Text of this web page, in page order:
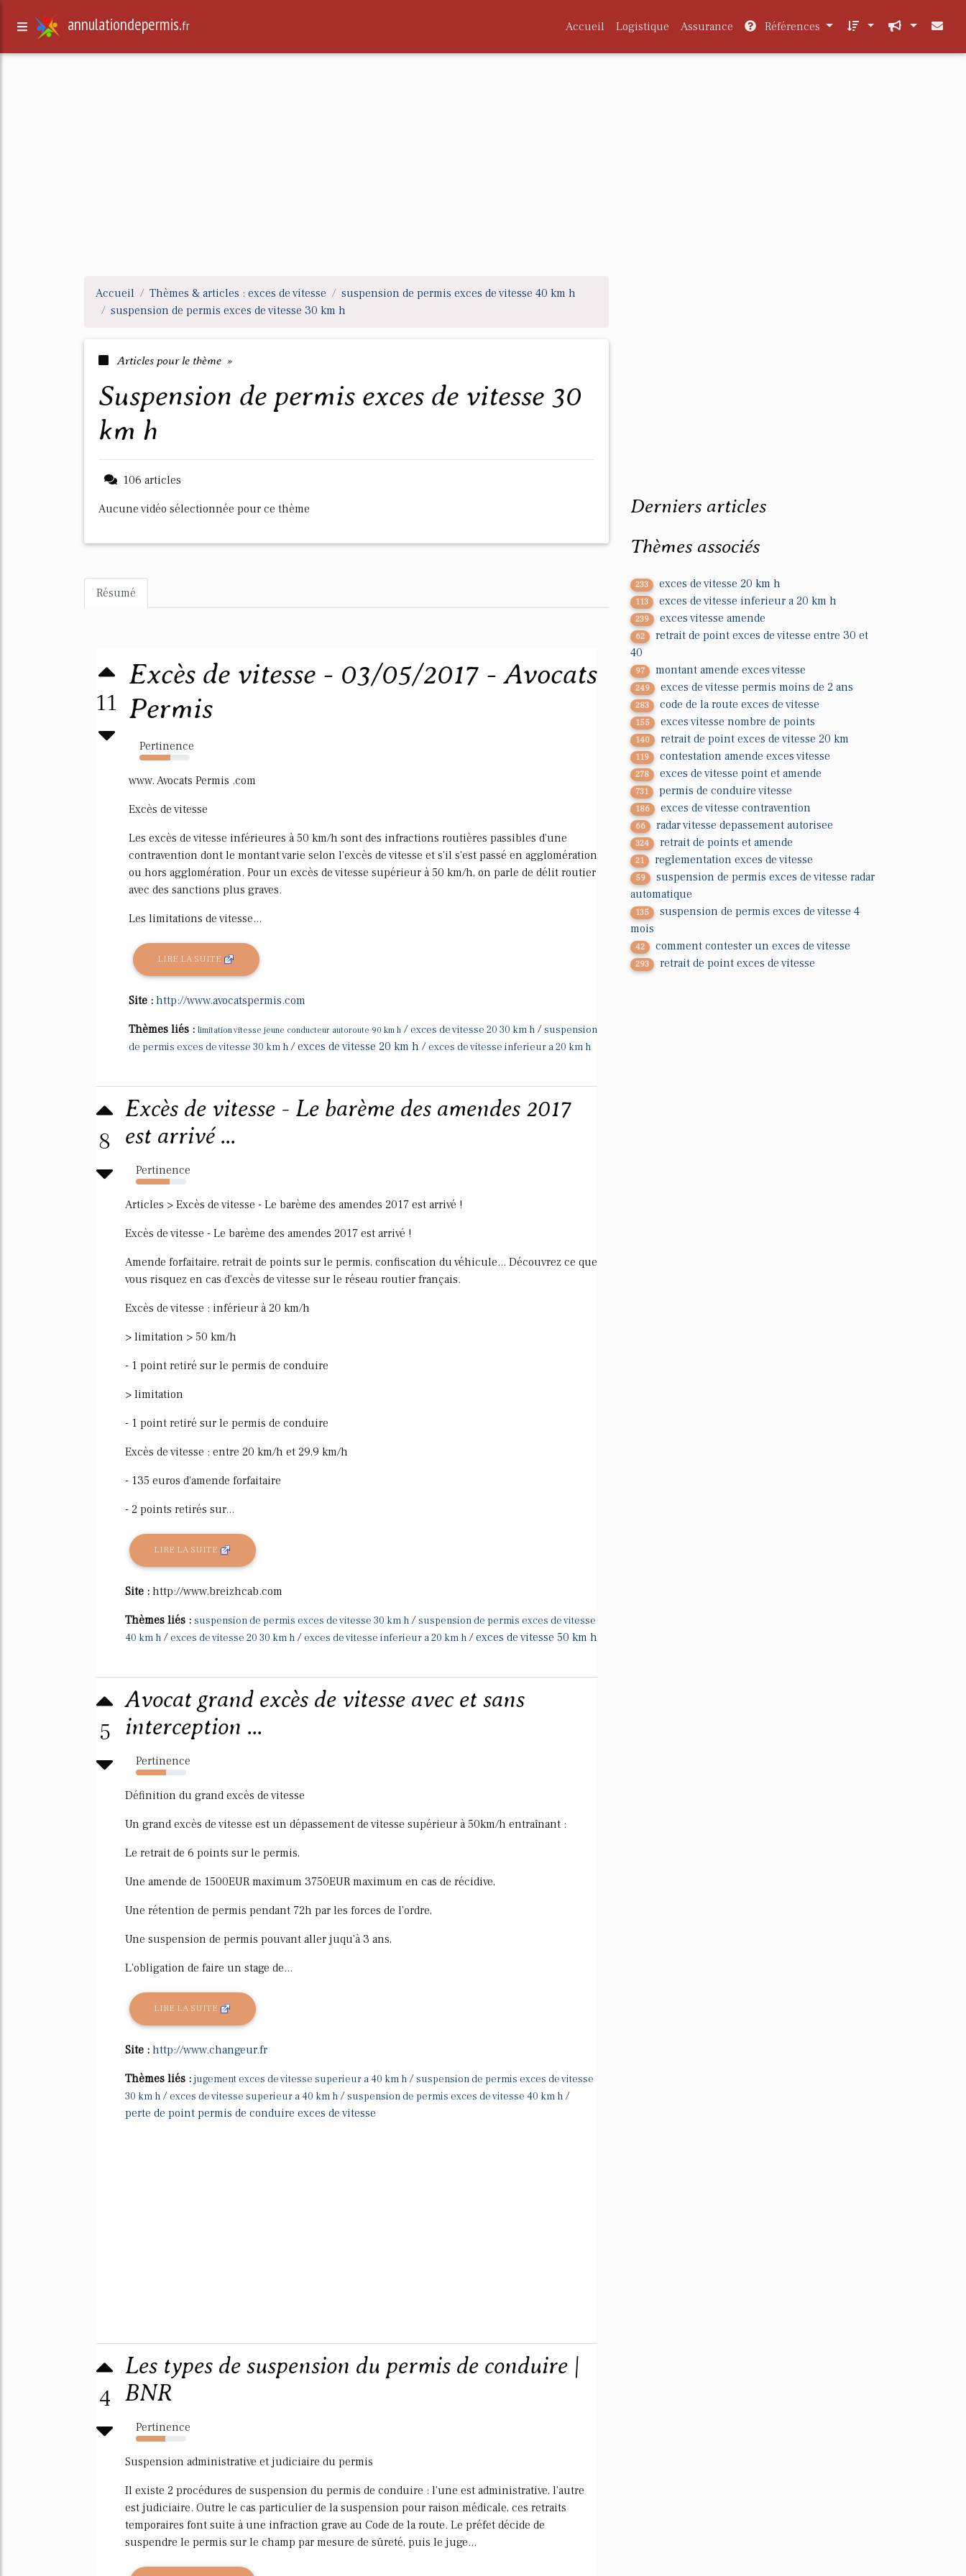
annulationdepermis.fr Accueil Logistique Assurance Références
Accueil Thèmes & articles : exces de vitesse
suspension de permis exces de vitesse 40 km h
suspension de permis exces de vitesse 30 km h
Articles pour le thème »
suspension de permis exces de vitesse 30
km h
106 articles
Aucune vidéo sélectionnée pour ce thème
Résumé
11
Excès de vitesse - 03/05/2017 - Avocats
Permis
Pertinence
62%
www. Avocats Permis .com
Excès de vitesse
Les excès de vitesse inférieures à 50 km/h sont des infractions routières passibles d'une
contravention dont le montant varie selon l'excès de vitesse et s'il s'est passé en agglomération
ou hors agglomération. Pour un excès de vitesse supérieur à 50 km/h, on parle de délit routier
avec des sanctions plus graves.
Les limitations de vitesse...
LIRE LA SUITE
Site : http://www.avocatspermis.com
Thèmes liés : limitation vitesse jeune conducteur autoroute 90 km h / exces de vitesse 20 30 km h /suspension
de permis exces de vitesse 30 km h /exces de vitesse 20 km h / exces de vitesse inferieur a 20 km h
8
Excès de vitesse - Le barème des amendes 2017
est arrivé ...
Pertinence
67%
Articles > Excès de vitesse - Le barème des amendes 2017 est arrivé !
Excès de vitesse - Le barème des amendes 2017 est arrivé !
Amende forfaitaire, retrait de points sur le permis, confiscation du véhicule... Découvrez ce que
vous risquez en cas d'excès de vitesse sur le réseau routier français.
Excès de vitesse : inférieur à 20 km/h
> limitation > 50 km/h
- 1 point retiré sur le permis de conduire
> limitation
- 1 point retiré sur le permis de conduire
Excès de vitesse : entre 20 km/h et 29,9 km/h
- 135 euros d'amende forfaitaire
- 2 points retirés sur...
LIRE LA SUITE
Site : http://www.breizhcab.com
Thèmes liés : suspension de permis exces de vitesse 30 km h /suspension de permis exces de vitesse
40 km h / exces de vitesse 20 30 km h / exces de vitesse inferieur a 20 km h /exces de vitesse 50 km h
5
Avocat grand excès de vitesse avec et sans
interception ...
Pertinence
60%
Définition du grand excès de vitesse
Un grand excès de vitesse est un dépassement de vitesse supérieur à 50km/h entraînant :
Le retrait de 6 points sur le permis,
Une amende de 1500EUR maximum 3750EUR maximum en cas de récidive,
Une rétention de permis pendant 72h par les forces de l'ordre,
Une suspension de permis pouvant aller juqu'à 3 ans,
L'obligation de faire un stage de...
LIRE LA SUITE
Site : http://www.changeur.fr
Thèmes liés : jugement exces de vitesse superieur a 40 km h /suspension de permis exces de vitesse
30 km h / exces de vitesse superieur a 40 km h /suspension de permis exces de vitesse 40 km h /
perte de point permis de conduire exces de vitesse
4
Les types de suspension du permis de conduire |
BNR
Pertinence
59%
Suspension administrative et judiciaire du permis
Il existe 2 procédures de suspension du permis de conduire : l'une est administrative, l'autre
est judiciaire. Outre le cas particulier de la suspension pour raison médicale, ces retraits
temporaires font suite à une infraction grave au Code de la route. Le préfet décide de
suspendre le permis sur le champ par mesure de sûreté, puis le juge...
Derniers articles
Thèmes associés
233 exces de vitesse 20 km h
113 exces de vitesse inferieur a 20 km h
239 exces vitesse amende
62
retrait de point exces de vitesse entre 30 et
40
97 montant amende exces vitesse
249 exces de vitesse permis moins de 2 ans
283 code de la route exces de vitesse
155 exces vitesse nombre de points
140 retrait de point exces de vitesse 20 km
119 contestation amende exces vitesse
278 exces de vitesse point et amende
731 permis de conduire vitesse
186 exces de vitesse contravention
66 radar vitesse depassement autorisee
324 retrait de points et amende
21 reglementation exces de vitesse
59
suspension de permis exces de vitesse radar
automatique
135
suspension de permis exces de vitesse 4
mois
42 comment contester un exces de vitesse
293 retrait de point exces de vitesse